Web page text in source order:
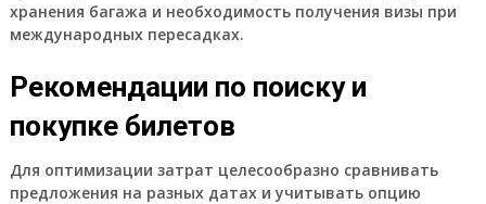
хранения багажа и необходимость получения визы при
международных пересадках.
Рекомендации по поиску и
покупке билетов
Для оптимизации затрат целесообразно сравнивать
предложения на разных датах и учитывать опцию